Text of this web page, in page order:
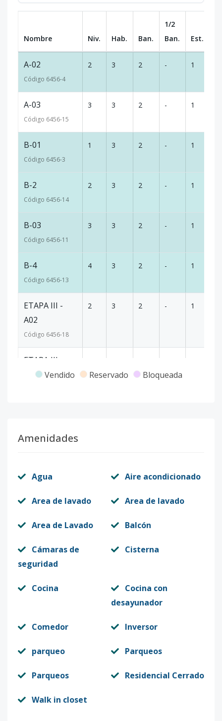
Nombre Niv. Hab. Ban.
1/2
Ban.
Est.
A-02
Código 6456-4
2 3 2 - 1
A-03
Código 6456-15
3 3 2 - 1
B-01
Código 6456-3
1 3 2 - 1
B-2
Código 6456-14
2 3 2 - 1
B-03
Código 6456-11
3 3 2 - 1
B-4
Código 6456-13
4 3 2 - 1
ETAPA III -
A02
Código 6456-18
2 3 2 - 1
ETAPA III -
BO2
DEL TECHO
ETAPA III -
B04 + 40%
Código6456-21
B-01
Código6456
3 2
Vendido Reservado Bloqueada
Amenidades
Agua Aire acondicionado
Area de lavado Area de lavado
Area de Lavado Balcón
Cámaras de
seguridad
Cisterna
Cocina
Cocina con
desayunador
Comedor Inversor
parqueo Parqueos
Parqueos Residencial Cerrado
Walk in closet